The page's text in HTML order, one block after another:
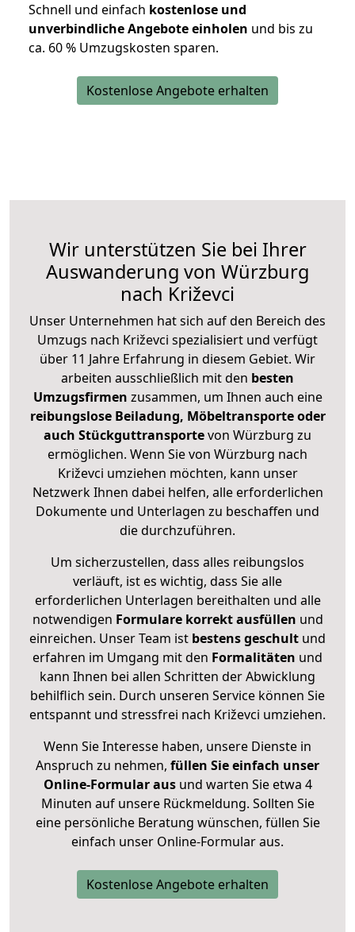
Schnell und einfach kostenlose und
unverbindliche Angebote einholen und bis zu
ca. 60 % Umzugskosten sparen.
Kostenlose Angebote erhalten
Wir unterstützen Sie bei Ihrer
Auswanderung von Würzburg
nach Križevci
Unser Unternehmen hat sich auf den Bereich des
Umzugs nach Križevci spezialisiert und verfügt
über 11 Jahre Erfahrung in diesem Gebiet. Wir
arbeiten ausschließlich mit den besten
Umzugsfirmen zusammen, um Ihnen auch eine
reibungslose Beiladung, Möbeltransporte oder
auch Stückguttransportevon Würzburg zu
ermöglichen. Wenn Sie von Würzburg nach
Križevci umziehen möchten, kann unser
Netzwerk Ihnen dabei helfen, alle erforderlichen
Dokumente und Unterlagen zu beschaffen und
die durchzuführen.
Um sicherzustellen, dass alles reibungslos
verläuft, ist es wichtig, dass Sie alle
erforderlichen Unterlagen bereithalten und alle
notwendigen Formulare korrekt ausfüllen und
einreichen. Unser Team ist bestens geschult und
erfahren im Umgang mit den Formalitäten und
kann Ihnen bei allen Schritten der Abwicklung
behilflich sein. Durch unseren Service können Sie
entspannt und stressfrei nach Križevci umziehen.
Wenn Sie Interesse haben, unsere Dienste in
Anspruch zu nehmen, füllen Sie einfach unser
Online-Formular ausund warten Sie etwa 4
Minuten auf unsere Rückmeldung. Sollten Sie
eine persönliche Beratung wünschen, füllen Sie
einfach unser Online-Formular aus.
Kostenlose Angebote erhalten